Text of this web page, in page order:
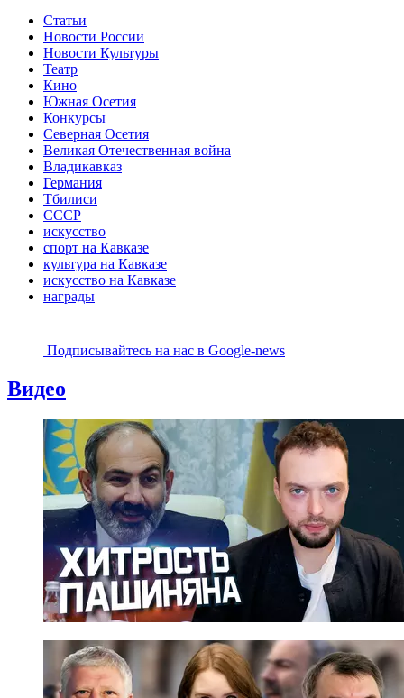
Статьи
Новости России
Новости Культуры
Театр
Кино
Южная Осетия
Конкурсы
Северная Осетия
Великая Отечественная война
Владикавказ
Германия
Тбилиси
СССР
искусство
спорт на Кавказе
культура на Кавказе
искусство на Кавказе
награды
Подписывайтесь на наc в Google-news
Видео